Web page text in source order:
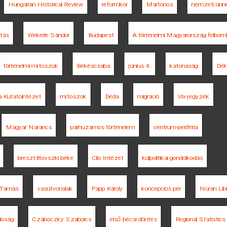
Hungarian Historical Review reformkor Martonos nemzeti
Wekerle Sándor Budapest A történelmi Magyarország
történelmi mítoszok Békéscsaba június 4. katonaság
Kutatóintézet mítoszok Déda migráció Vix-jegyzék
Magyar Narancs párhuzamos történelem centrum-periféria
breszt-litovszki béke Clio Intézet külpolitikai gondolkodás
vasútvonalak Papp Károly koncepciós per Noran
Czáboczky Szabolcs első bécsi döntés Regional Statistics